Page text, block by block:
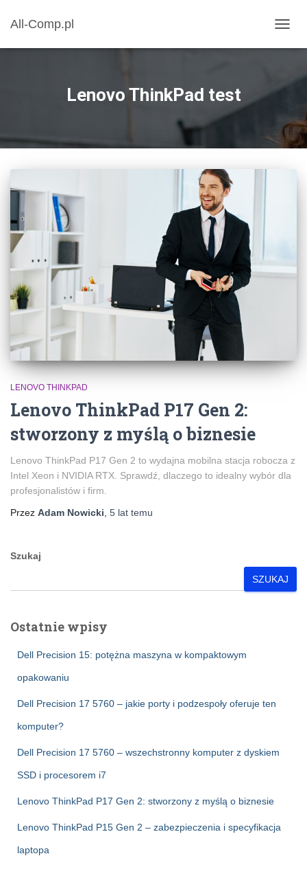
All-Comp.pl
Lenovo ThinkPad test
LENOVO THINKPAD
Lenovo ThinkPad P17 Gen 2:
stworzony z myślą o biznesie
Lenovo ThinkPad P17 Gen 2 to wydajna mobilna stacja robocza z
Intel Xeon i NVIDIA RTX. Sprawdź, dlaczego to idealny wybór dla
profesjonalistów i firm.
Przez Adam Nowicki 5 lat temu
Szukaj
SZUKAJ
Ostatnie wpisy
Dell Precision 15: potężna maszyna w kompaktowym
opakowaniu
Dell Precision 17 5760 – jakie porty i podzespoły oferuje ten
komputer?
Dell Precision 17 5760 – wszechstronny komputer z dyskiem
SSD i procesorem i7
Lenovo ThinkPad P17 Gen 2: stworzony z myślą o biznesie
Lenovo ThinkPad P15 Gen 2 – zabezpieczenia i specyfikacja
laptopa